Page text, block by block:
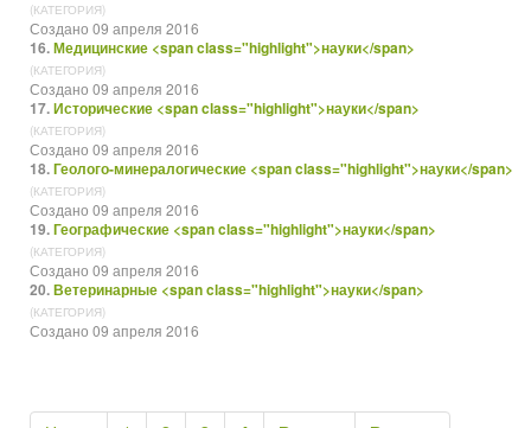
(КАТЕГОРИЯ)
Создано 09 апреля 2016
16.Медицинские <span class="highlight">науки</span>
(КАТЕГОРИЯ)
Создано 09 апреля 2016
17.Исторические <span class="highlight">науки</span>
(КАТЕГОРИЯ)
Создано 09 апреля 2016
18.Геолого-минералогические <span class="highlight">науки</span>
(КАТЕГОРИЯ)
Создано 09 апреля 2016
19.Географические <span class="highlight">науки</span>
(КАТЕГОРИЯ)
Создано 09 апреля 2016
20.Ветеринарные <span class="highlight">науки</span>
(КАТЕГОРИЯ)
Создано 09 апреля 2016